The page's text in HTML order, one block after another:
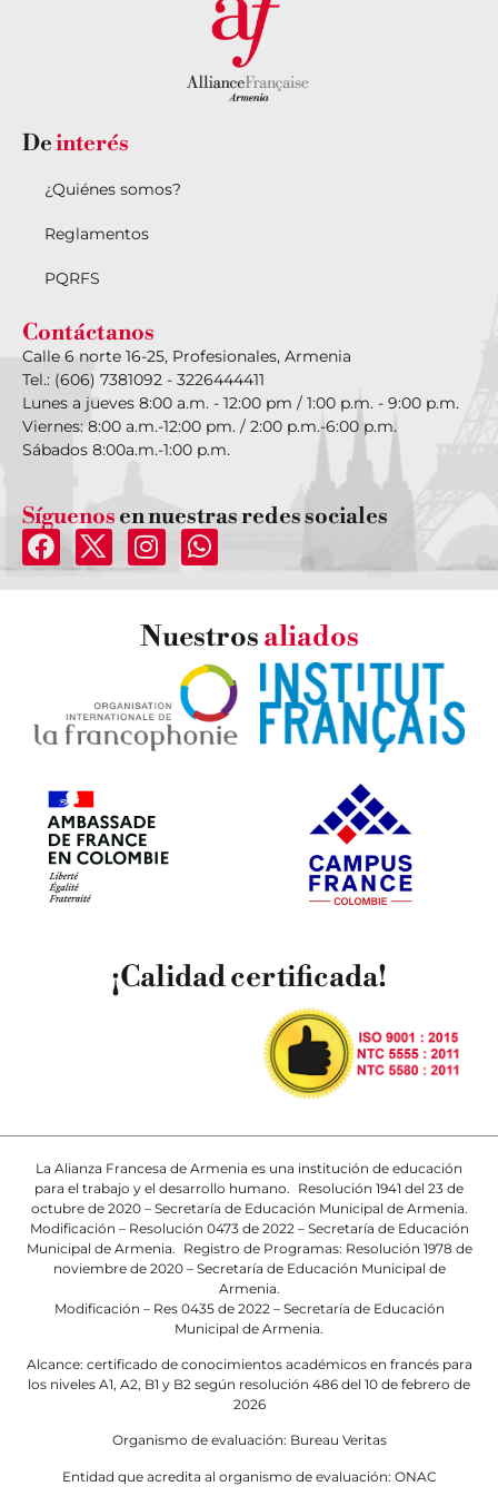
Deinterés
¿Quiénes somos?
Reglamentos
PQRFS
Contáctanos
Calle 6 norte 16-25, Profesionales, Armenia
Tel.: (606) 7381092 - 3226444411
Lunes a jueves 8:00 a.m. - 12:00 pm / 1:00 p.m. - 9:00 p.m.
Viernes: 8:00 a.m.-12:00 pm. / 2:00 p.m.-6:00 p.m.
Sábados 8:00a.m.-1:00 p.m.
Síguenos en nuestras redes sociales
Nuestrosaliados
¡Calidad certificada!
La Alianza Francesa de Armenia es una institución de educación
para el trabajo y el desarrollo humano. Resolución 1941 del 23 de
octubre de 2020 – Secretaría de Educación Municipal de Armenia.
Modificación – Resolución 0473 de 2022 – Secretaría de Educación
Municipal de Armenia. Registro de Programas: Resolución 1978 de
noviembre de 2020 – Secretaría de Educación Municipal de
Armenia.
Modificación – Res 0435 de 2022 – Secretaría de Educación
Municipal de Armenia.
Alcance: certificado de conocimientos académicos en francés para
los niveles A1, A2, B1 y B2 según resolución 486 del 10 de febrero de
2026
Organismo de evaluación: Bureau Veritas
Entidad que acredita al organismo de evaluación: ONAC